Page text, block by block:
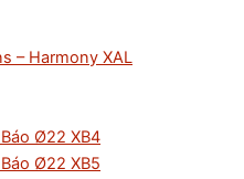
– Harmony XAL
Ø22 XB4
Ø22 XB5